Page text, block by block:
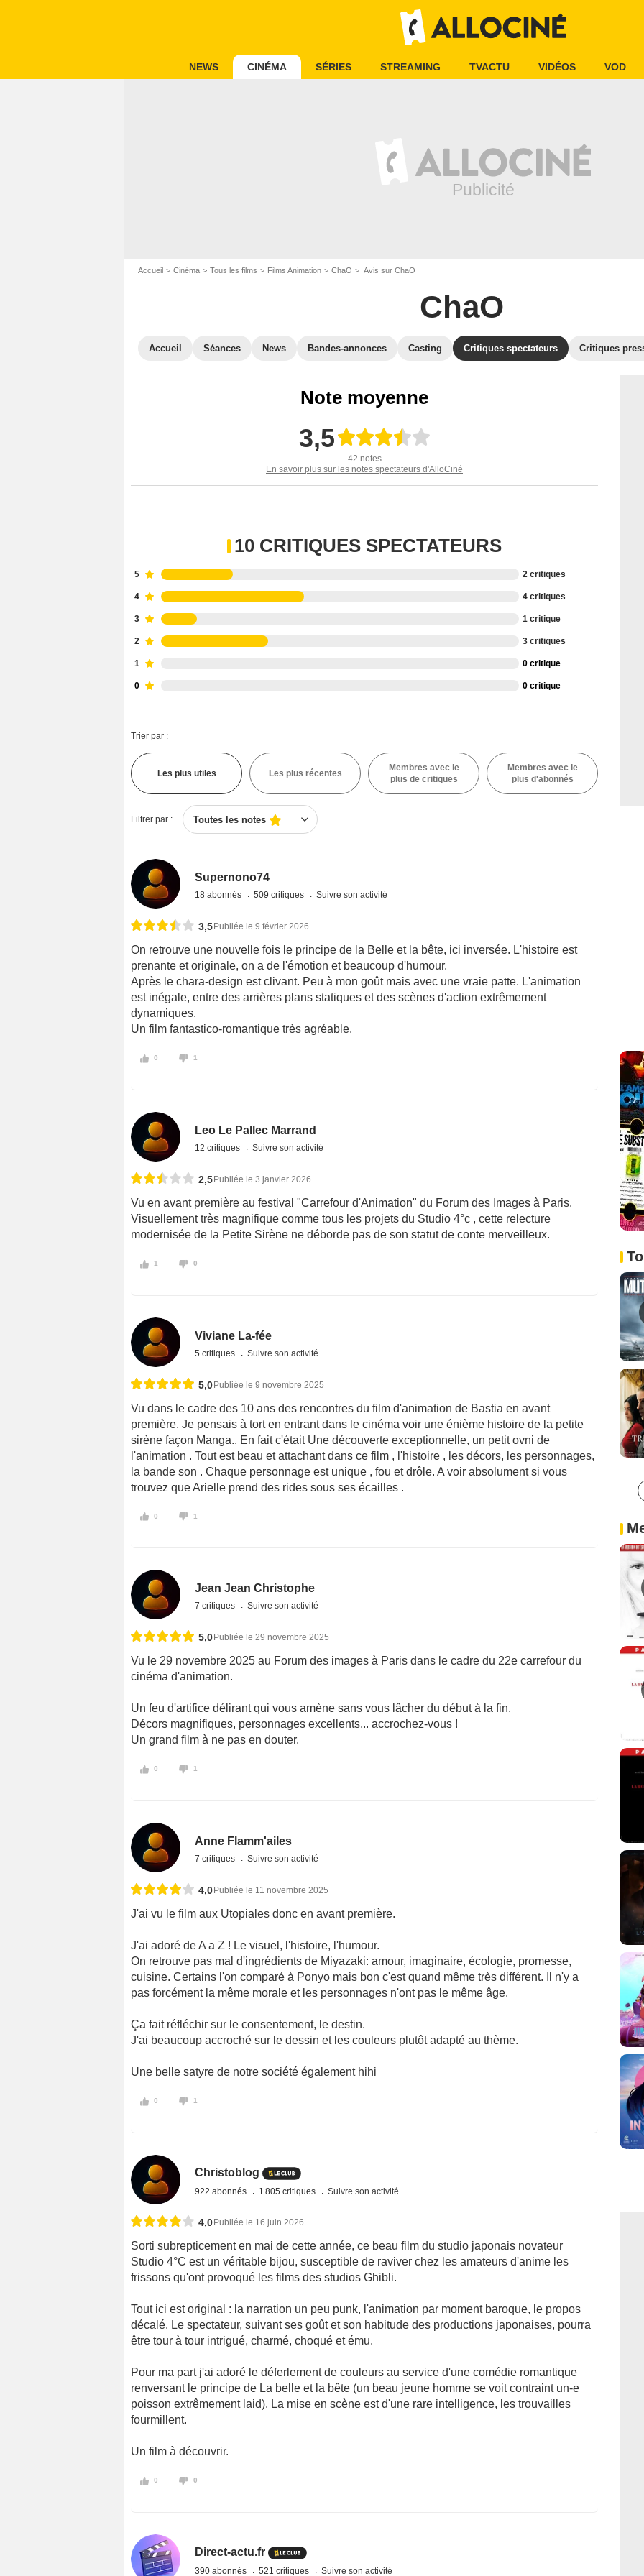
NEWS CINÉMA SÉRIES STREAMING TVACTU VIDÉOS VOD
Accueil Cinéma Tous les films Films Animation ChaO Avis sur ChaO
ChaO
Accueil Séances News Bandes-annonces Casting Critiques spectateurs Critiques
Note moyenne
3,5
42 notes
En savoir plus sur les notes spectateurs d'AlloCiné
10 CRITIQUES SPECTATEURS
5 2 critiques
4 4 critiques
3 1 critique
2 3 critiques
1 0 critique
0 0 critique
Trier par :
Les plus utiles Les plus récentes
Membres avec le
plus de critiques
Membres avec le
plus d'abonnés
Filtrer par : Toutes les notes
Supernono74
18 abonnés 509 critiques Suivre son activité
3,5 Publiée le 9 février 2026
On retrouve une nouvelle fois le principe de la Belle et la bête, ici inversée. L'histoire est
prenante et originale, on a de l'émotion et beaucoup d'humour.
Après le chara-design est clivant. Peu à mon goût mais avec une vraie patte. L'animation
est inégale, entre des arrières plans statiques et des scènes d'action extrêmement
dynamiques.
Un film fantastico-romantique très agréable.
0 1
Leo Le Pallec Marrand
12 critiques Suivre son activité
2,5Publiée le 3 janvier 2026
Vu en avant première au festival "Carrefour d'Animation" du Forum des Images à Paris.
Visuellement très magnifique comme tous les projets du Studio 4°c , cette relecture
modernisée de la Petite Sirène ne déborde pas de son statut de conte merveilleux.
1 0
Viviane La-fée
5 critiques Suivre son activité
5,0Publiée le 9 novembre 2025
Vu dans le cadre des 10 ans des rencontres du film d'animation de Bastia en avant
première. Je pensais à tort en entrant dans le cinéma voir une énième histoire de la petite
sirène façon Manga.. En fait c'était Une découverte exceptionnelle, un petit ovni de
l'animation . Tout est beau et attachant dans ce film , l'histoire , les décors, les personnages,
la bande son . Chaque personnage est unique , fou et drôle. A voir absolument si vous
trouvez que Arielle prend des rides sous ses écailles .
0 1
Jean Jean Christophe
7 critiques Suivre son activité
5,0 Publiée le 29 novembre 2025
Vu le 29 novembre 2025 au Forum des images à Paris dans le cadre du 22e carrefour du
cinéma d'animation.
Un feu d'artifice délirant qui vous amène sans vous lâcher du début à la fin.
Décors magnifiques, personnages excellents... accrochez-vous !
Un grand film à ne pas en douter.
0 1
Anne Flamm'ailes
7 critiques Suivre son activité
4,0 Publiée le 11 novembre 2025
J'ai vu le film aux Utopiales donc en avant première.
J'ai adoré de A a Z ! Le visuel, l'histoire, l'humour.
On retrouve pas mal d'ingrédients de Miyazaki: amour, imaginaire, écologie, promesse,
cuisine. Certains l'on comparé à Ponyo mais bon c'est quand même très différent. Il n'y a
pas forcément la même morale et les personnages n'ont pas le même âge.
Ça fait réfléchir sur le consentement, le destin.
J'ai beaucoup accroché sur le dessin et les couleurs plutôt adapté au thème.
Une belle satyre de notre société également hihi
0 1
Christoblog
922 abonnés 1 805 critiques Suivre son activité
4,0 Publiée le 16 juin 2026
Sorti subrepticement en mai de cette année, ce beau film du studio japonais novateur
Studio 4°C est un véritable bijou, susceptible de raviver chez les amateurs d'anime les
frissons qu'ont provoqué les films des studios Ghibli.
Tout ici est original : la narration un peu punk, l'animation par moment baroque, le propos
décalé. Le spectateur, suivant ses goût et son habitude des productions japonaises, pourra
être tour à tour intrigué, charmé, choqué et ému.
Pour ma part j'ai adoré le déferlement de couleurs au service d'une comédie romantique
renversant le principe de La belle et la bête (un beau jeune homme se voit contraint un-e
poisson extrêmement laid). La mise en scène est d'une rare intelligence, les trouvailles
fourmillent.
Un film à découvrir.
0 0
Direct-actu.fr
390 abonnés 521 critiques Suivre son activité